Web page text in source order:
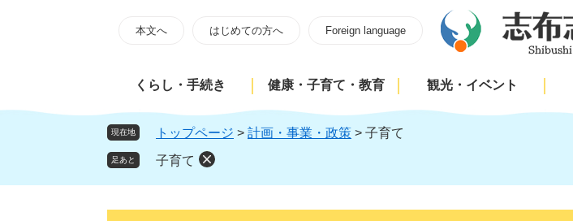
頭
飛
本
本文へ はじめての方へ Foreign language
くらし・手続き 健康・子育て・教育 観光・イベント
現在地 トップページ > 計画・事業・政策 > 子育て
足あと 子育て